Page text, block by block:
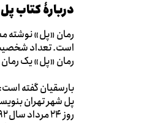
دربارۀ کتاب پل
رمان «پل» نوشته
است. تعداد شخصیت
رمان «پل» یک
پل شهر تهران